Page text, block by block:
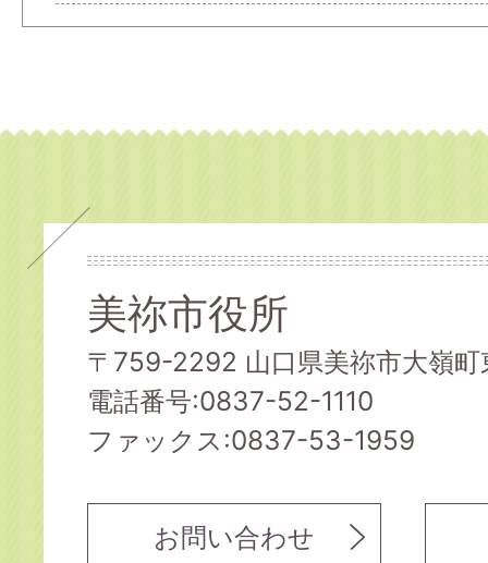
美祢市役所
〒759-2292 山口県美祢市大嶺
電話番号:0837-52-1110
ファックス:0837-53-1959
お問い合わせ